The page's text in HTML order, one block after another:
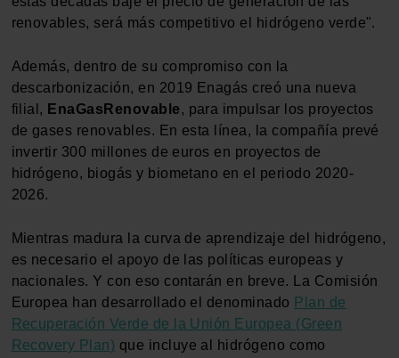
renovables, será más competitivo el hidrógeno verde".
Además, dentro de su compromiso con la
descarbonización, en 2019 Enagás creó una nueva
filial, EnaGasRenovable, para impulsar los proyectos
de gases renovables. En esta línea, la compañía prevé
invertir 300 millones de euros en proyectos de
hidrógeno, biogás y biometano en el periodo 2020-
2026.
Mientras madura la curva de aprendizaje del hidrógeno,
es necesario el apoyo de las políticas europeas y
nacionales. Y con eso contarán en breve. La Comisión
Europea han desarrollado el denominado Plan de
Recuperación Verde de la Unión Europea (Green
Recovery Plan) que incluye al hidrógeno como